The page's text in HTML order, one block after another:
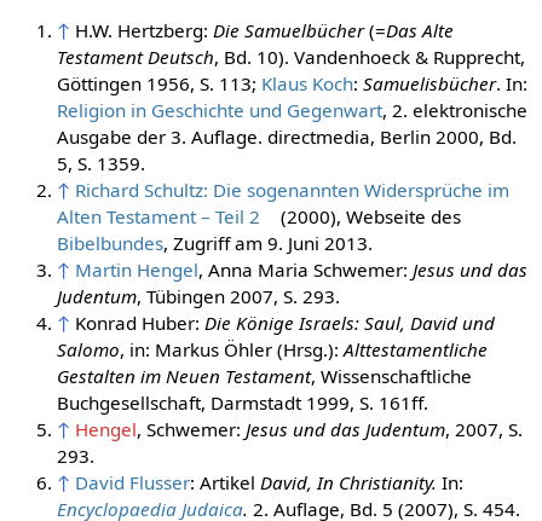
↑ H.W. Hertzberg: Die Samuelbücher(=Das Alte
Testament Deutsch, Bd. 10). Vandenhoeck & Rupprecht,
Göttingen 1956, S. 113; Klaus Koch: Samuelisbücher. In:
Religion in Geschichte und Gegenwart, 2. elektronische
Ausgabe der 3. Auflage. directmedia, Berlin 2000, Bd.
5, S. 1359.
↑ Richard Schultz: Die sogenannten Widersprüche im
Alten Testament – Teil 2
(2000), Webseite des
Bibelbundes, Zugriff am 9. Juni 2013.
↑ Martin Hengel, Anna Maria Schwemer: Jesus und das
Judentum, Tübingen 2007, S. 293.
↑ Konrad Huber: Die Könige Israels: Saul, David und
Salomo, in: Markus Öhler (Hrsg.): Alttestamentliche
Gestalten im Neuen Testament, Wissenschaftliche
Buchgesellschaft, Darmstadt 1999, S. 161ff.
↑ Hengel, Schwemer: Jesus und das Judentum, 2007, S.
293.
↑ David Flusser: Artikel David, In Christianity. In:
Encyclopaedia Judaica. 2. Auflage, Bd. 5 (2007), S. 454.